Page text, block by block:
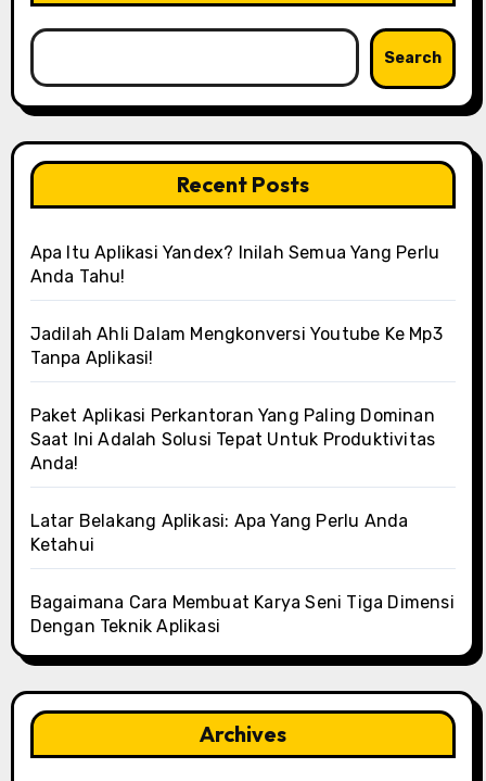
Search
Recent Posts
Apa Itu Aplikasi Yandex? Inilah Semua Yang Perlu
Anda Tahu!
Jadilah Ahli Dalam Mengkonversi Youtube Ke Mp3
Tanpa Aplikasi!
Paket Aplikasi Perkantoran Yang Paling Dominan
Saat Ini Adalah Solusi Tepat Untuk Produktivitas
Anda!
Latar Belakang Aplikasi: Apa Yang Perlu Anda
Ketahui
Bagaimana Cara Membuat Karya Seni Tiga Dimensi
Dengan Teknik Aplikasi
Archives